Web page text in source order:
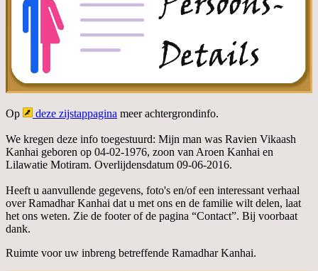
Op deze zijstappagina meer achtergrondinfo.
We kregen deze info toegestuurd: Mijn man was Ravien Vikaash
Kanhai geboren op 04-02-1976, zoon van Aroen Kanhai en
Lilawatie Motiram. Overlijdensdatum 09-06-2016.
Heeft u aanvullende gegevens, foto's en/of een interessant verhaal
over Ramadhar Kanhai dat u met ons en de familie wilt delen, laat
het ons weten. Zie de footer of de pagina “Contact”. Bij voorbaat
dank.
Ruimte voor uw inbreng betreffende Ramadhar Kanhai.